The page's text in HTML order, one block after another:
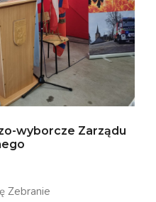
wyborcze Zarządu
Zebranie